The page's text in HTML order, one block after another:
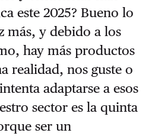
este 2025? Bueno lo
más, y debido a los
hay más productos
realidad, nos guste o
adaptarse a esos
sector es la quinta
ser un